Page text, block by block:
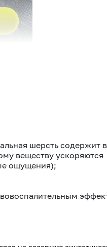
шерсть содержит
веществу ускоряются
ощущения);